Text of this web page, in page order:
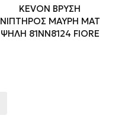
KEVON ΒΡΥΣΗ
ΝΙΠΤΗΡΟΣ ΜΑΥΡΗ ΜΑΤ
ΨΗΛΗ 81NN8124 FIORE